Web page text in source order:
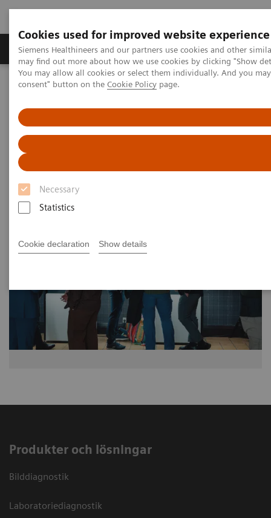
Cookies used for improved website experience
Siemens Healthineers and our partners use cookies and other
may find out more about how we use cookies by clicking "Show
You may allow all cookies or select them individually. And you
consent" button on the Cookie Policy page.
Necessary
Statistics
Cookie declaration Show details
Produkter och lösningar Kliniska specialiteter
Hem Bilddiagnostik
Molecular Imaging
Image 69
Image 69
Produkter och lösningar
Bilddiagnostik
Laboratoriediagnostik